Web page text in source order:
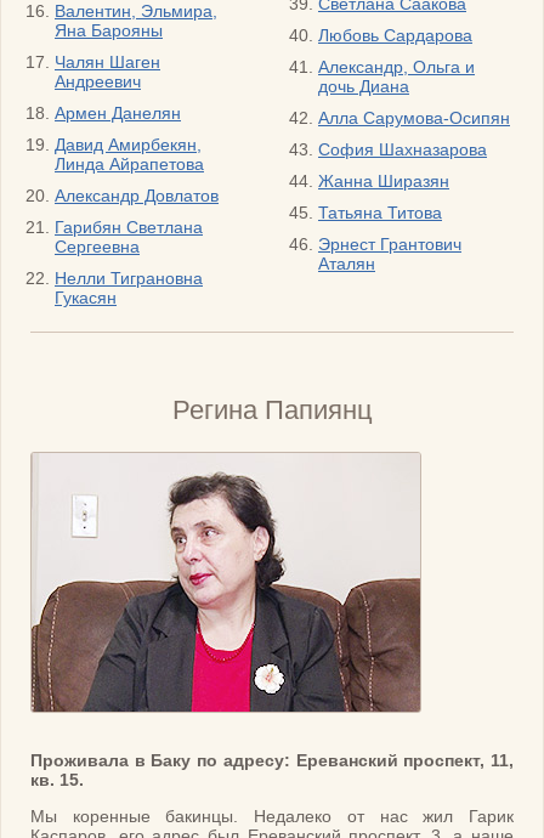
Валентин, Эльмира,
Яна Барояны
Чалян Шаген
Андреевич
Армен Данелян
Давид Амирбекян,
Линда Айрапетова
Александр Довлатов
Гарибян Светлана
Сергеевна
Нелли Тиграновна
Гукасян
Любовь Сардарова
Александр, Ольга и
дочь Диана
Алла Сарумова-Осипян
София Шахназарова
Жанна Ширазян
Татьяна Титова
Эрнест Грантович
Аталян
Регина Папиянц
Проживала в Баку по адресу: Ереванский проспект, 11,
кв. 15.
Мы коренные бакинцы. Недалеко от нас жил Гарик